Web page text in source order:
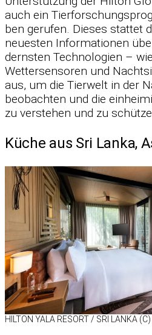
auch ein
ben ge­ru­fen. Die­ses stat­tet
neu­es­ten In­for­ma­tio­nen
derns­ten Tech­no­lo­gien –
Wet­ter­sen­so­ren und
aus, um die Tier­welt in der
be­ob­ach­ten und die
zu ver­ste­hen und zu
Küche aus Sri Lanka,
HIL­TON YALA RE­SORT /​ SRI LANKA